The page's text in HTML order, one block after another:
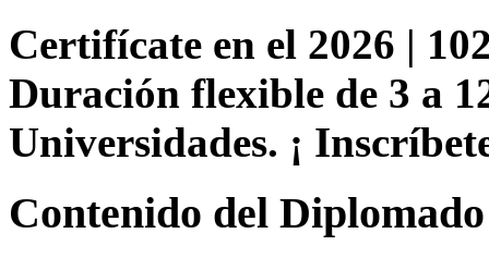
Certifícate en el 2026 |
Duración flexible de 3 a
Universidades. ¡
Contenido del